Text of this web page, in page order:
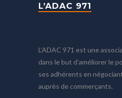
L’ADAC 971
L’ADAC 971 est une
dans le but d’améliorer le
ses adhérents en
auprès de commerçants.